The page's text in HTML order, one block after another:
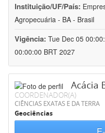
Instituição/UF/País:
Agropecuária - BA - Brasil
Vigência: Tue Dec 05
00:00:00 BRT 2027
Acácia
COORDENADOR(A)
CIÊNCIAS EXATAS E DA TERRA
Geociências